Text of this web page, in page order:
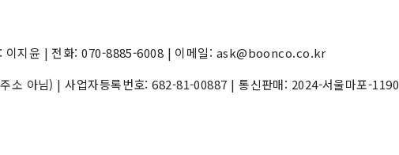
이지윤 | 전화: 070-8885-6008 | 이메일: ask@boonco.co.kr
소 아님) | 사업자등록번호:682-81-00887 | 통신판매: 2024-서울마포-1190